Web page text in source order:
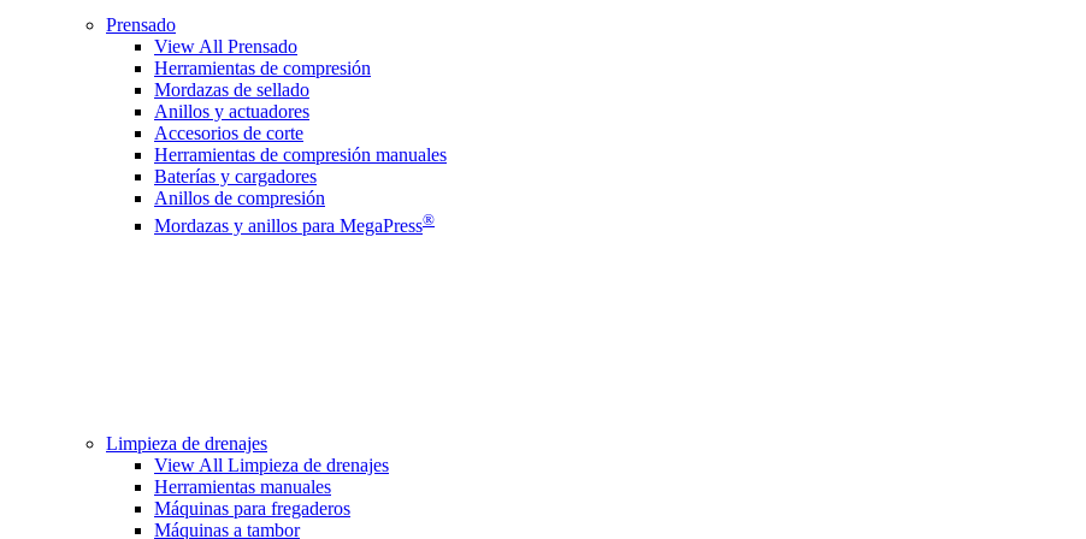
Prensado
View All Prensado
Herramientas de compresión
Mordazas de sellado
Anillos y actuadores
Accesorios de corte
Herramientas de compresión manuales
Baterías y cargadores
Anillos de compresión
Mordazas y anillos para MegaPress®
Limpieza de drenajes
View All Limpieza de drenajes
Herramientas manuales
Máquinas para fregaderos
Máquinas a tambor